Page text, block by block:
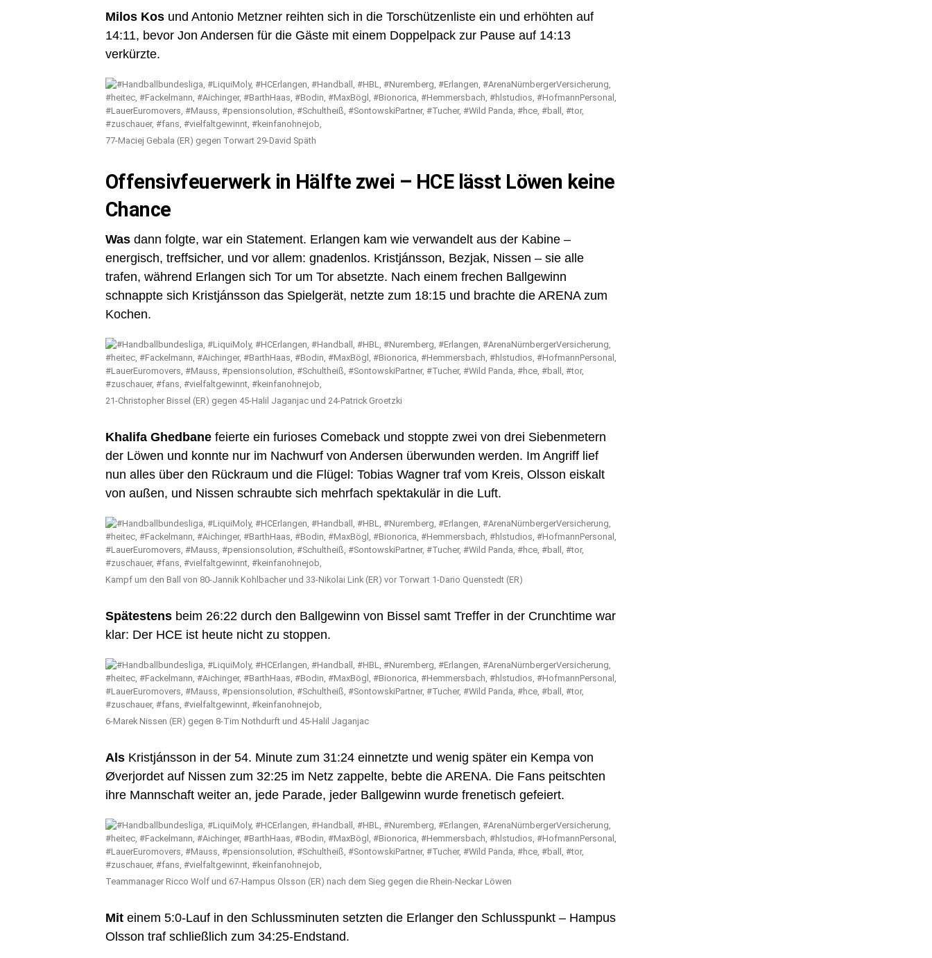
Milos Kos und Antonio Metzner reihten sich in die Torschützenliste ein und erhöhten auf
14:11, bevor Jon Andersen für die Gäste mit einem Doppelpack zur Pause auf 14:13
verkürzte.
77-Maciej Gebala (ER) gegen Torwart 29-David Späth
Offensivfeuerwerk in Hälfte zwei – HCE lässt Löwen keine
Chance
Was dann folgte, war ein Statement. Erlangen kam wie verwandelt aus der Kabine –
energisch, treffsicher, und vor allem: gnadenlos. Kristjánsson, Bezjak, Nissen – sie alle
trafen, während Erlangen sich Tor um Tor absetzte. Nach einem frechen Ballgewinn
schnappte sich Kristjánsson das Spielgerät, netzte zum 18:15 und brachte die ARENA zum
Kochen.
21-Christopher Bissel (ER) gegen 45-Halil Jaganjac und 24-Patrick Groetzki
Khalifa Ghedbane feierte ein furioses Comeback und stoppte zwei von drei Siebenmetern
der Löwen und konnte nur im Nachwurf von Andersen überwunden werden. Im Angriff lief
nun alles über den Rückraum und die Flügel: Tobias Wagner traf vom Kreis, Olsson eiskalt
von außen, und Nissen schraubte sich mehrfach spektakulär in die Luft.
Kampf um den Ball von 80-Jannik Kohlbacher und 33-Nikolai Link (ER) vor Torwart 1-Dario Quenstedt (ER)
Spätestens beim 26:22 durch den Ballgewinn von Bissel samt Treffer in der Crunchtime war
klar: Der HCE ist heute nicht zu stoppen.
6-Marek Nissen (ER) gegen 8-Tim Nothdurft und 45-Halil Jaganjac
Als Kristjánsson in der 54. Minute zum 31:24 einnetzte und wenig später ein Kempa von
Øverjordet auf Nissen zum 32:25 im Netz zappelte, bebte die ARENA. Die Fans peitschten
ihre Mannschaft weiter an, jede Parade, jeder Ballgewinn wurde frenetisch gefeiert.
Teammanager Ricco Wolf und 67-Hampus Olsson (ER) nach dem Sieg gegen die Rhein-Neckar Löwen
Mit einem 5:0-Lauf in den Schlussminuten setzten die Erlanger den Schlusspunkt – Hampus
Olsson traf schließlich zum 34:25-Endstand.